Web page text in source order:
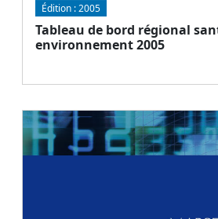
Édition :2005
Tableau de bord régional
environnement 2005